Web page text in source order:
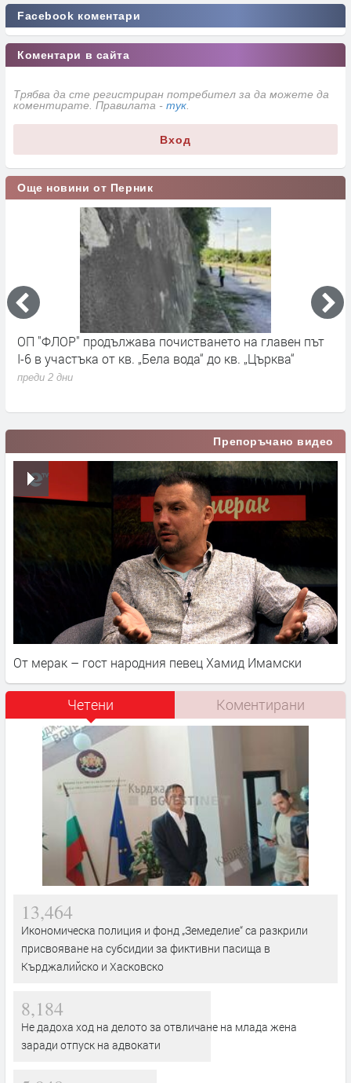
Facebook коментари
Коментари в сайта
Трябва да сте регистриран потребител за да можете да
коментирате. Правилата - тук
Вход
Още новини от Перник
ОП "ФЛОР" продължава почистването на главен път
I-6 в участъка от кв. „Бела вода“ до кв. „Църква“
преди 2 дни
Препоръчано видео
От мерак – гост народния певец Хамид Имамски
Четени Коментирани
13,464
Икономическа полиция и фонд „Земеделие“ са разкрили
присвояване на субсидии за фиктивни пасища в
Кърджалийско и Хасковско
8,184
Не дадоха ход на делото за отвличане на млада жена
заради отпуск на адвокати